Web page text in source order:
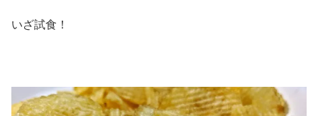
いざ試食！